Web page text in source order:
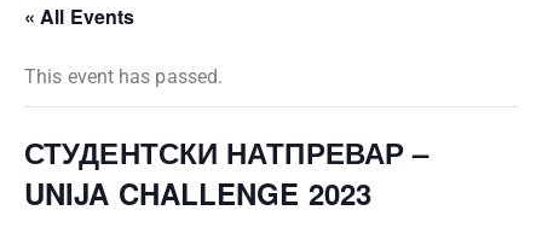
« All Events
This event has passed.
СТУДЕНТСКИ НАТПРЕВАР –
UNIJA CHALLENGE 2023